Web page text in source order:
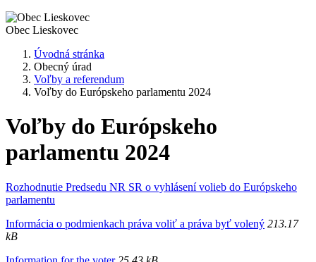
Obec Lieskovec
Úvodná stránka
Obecný úrad
Voľby a referendum
Voľby do Európskeho parlamentu 2024
Voľby do Európskeho
parlamentu 2024
Rozhodnutie Predsedu NR SR o vyhlásení volieb do Európskeho
parlamentu
Informácia o podmienkach práva voliť a práva byť volený 213.17
kB